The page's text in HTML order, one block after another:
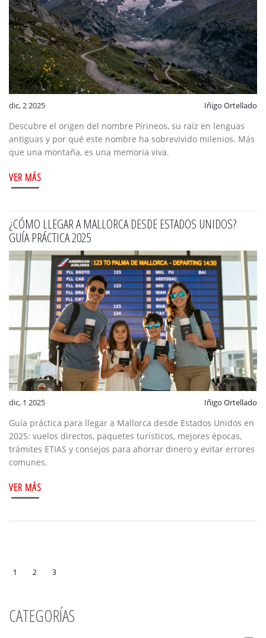
dic, 2 2025 Iñigo Ortellado
Descubre el origen del nombre Pirineos, su raíz en lenguas
antiguas y por qué este nombre ha sobrevivido milenios. Más
que una montaña, es una memoria viva.
VER MÁS
¿CÓMO LLEGAR A MALLORCA DESDE ESTADOS UNIDOS?
GUÍA PRÁCTICA 2025
dic, 1 2025 Iñigo Ortellado
Guía práctica para llegar a Mallorca desde Estados Unidos en
2025: vuelos directos, paquetes turísticos, mejores épocas,
trámites ETIAS y consejos para ahorrar dinero y evitar errores
comunes.
VER MÁS
1 2 3
CATEGORÍAS